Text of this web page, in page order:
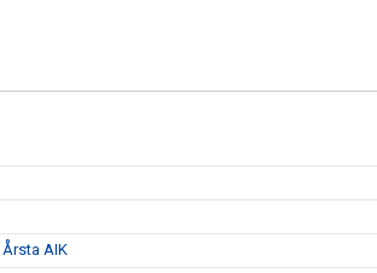
AIK